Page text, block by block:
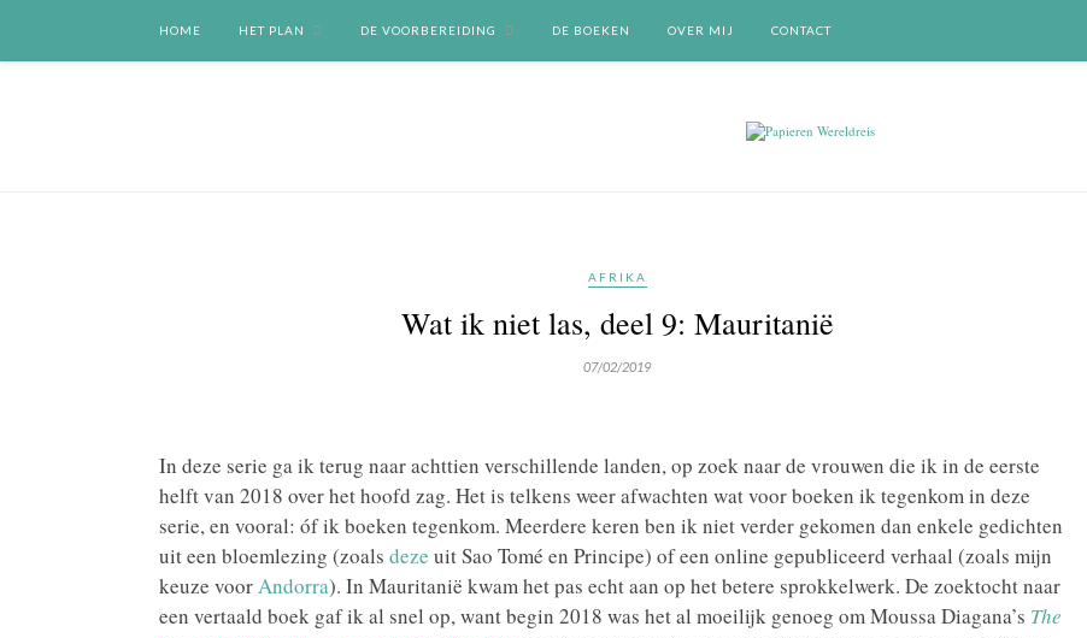
HOME HET PLAN DE VOORBEREIDING DE BOEKEN OVER MIJ CONTACT
AFRIKA
Wat ik niet las, deel 9: Mauritanië
07/02/2019
In deze serie ga ik terug naar achttien verschillende landen, op zoek naar de vrouwen die ik in de eerste
helft van 2018 over het hoofd zag. Het is telkens weer afwachten wat voor boeken ik tegenkom in deze
serie, en vooral: óf ik boeken tegenkom. Meerdere keren ben ik niet verder gekomen dan enkele gedichten
uit een bloemlezing (zoals deze uit Sao Tomé en Principe) of een online gepubliceerd verhaal (zoals mijn
keuze voorAndorra). In Mauritanië kwam het pas echt aan op het betere sprokkelwerk. De zoektocht naar
een vertaald boek gaf ik al snel op, want begin 2018 was het al moeilijk genoeg om Moussa Diagana’s The